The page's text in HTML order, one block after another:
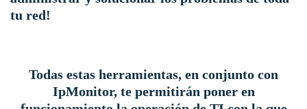
tu red!
Todas estas herramientas, en conjunto con
IpMonitor, te permitirán poner en